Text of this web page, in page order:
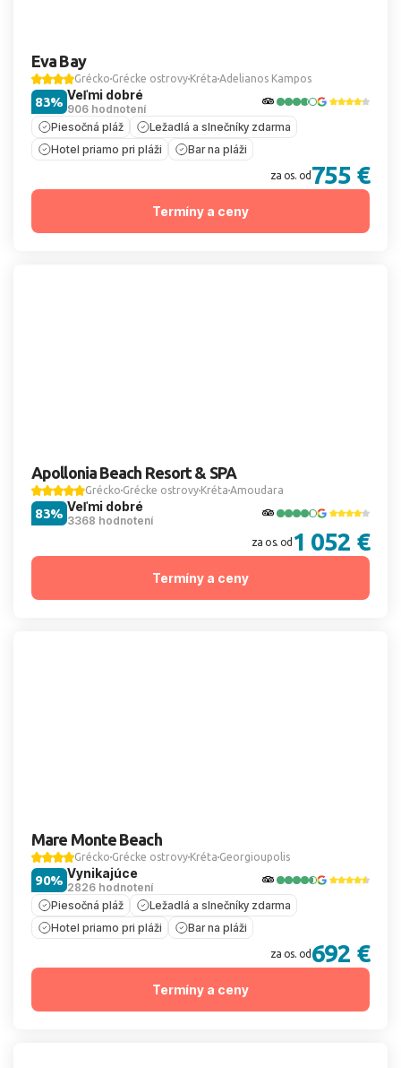
Eva Bay
Grécko Grécke ostrovy Kréta Adelianos Kampos
Veľmi dobré
906 hodnotení
83%
Piesočná pláž
Ležadlá a slnečníky zdarma
Hotel priamo pri pláži
Bar na pláži
za os. od 755 €
Termíny a ceny
Apollonia Beach Resort & SPA
Grécko Grécke ostrovy Kréta Amoudara
Veľmi dobré
3368 hodnotení
83%
za os. od 1 052 €
Termíny a ceny
Mare Monte Beach
Grécko Grécke ostrovy Kréta Georgioupolis
Vynikajúce
2826 hodnotení
90%
Piesočná pláž
Ležadlá a slnečníky zdarma
Hotel priamo pri pláži
Bar na pláži
za os. od 692 €
Termíny a ceny